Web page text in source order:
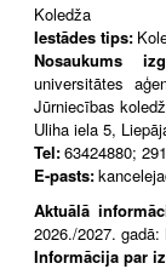
Koledža
Iestādes tips:
Nosaukums
universitātes
Jūrniecības
Uliha iela 5,
Tel:63424880;
E-pasts:
Aktuālā
2026./2027. gadā:
Informācija par